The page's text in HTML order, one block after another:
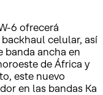
6 ofrecerá
celular, así
banda ancha en
de África y
este nuevo
en las bandas Ka